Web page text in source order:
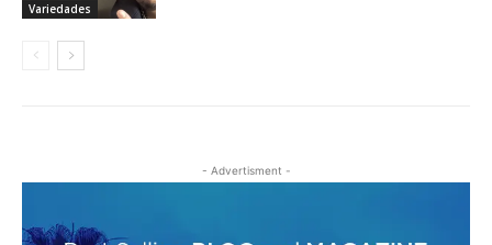
Variedades
- Advertisment -